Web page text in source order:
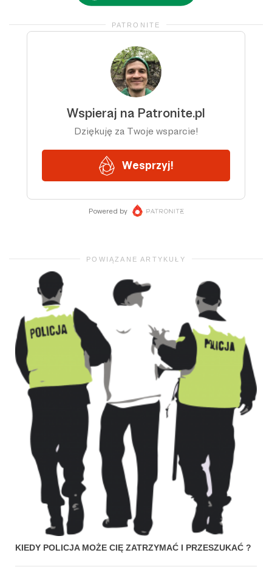
PATRONITE
POWIĄZANE ARTYKUŁY
KIEDY POLICJA MOŻE CIĘ ZATRZYMAĆ I PRZESZUKAĆ ?